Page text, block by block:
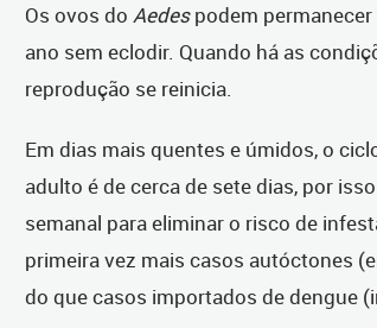
Os ovos do Aedespodem permanecer
ano sem eclodir. Quando há as
reprodução se reinicia.
Em dias mais quentes e úmidos, o
adulto é de cerca de sete dias, por
semanal para eliminar o risco de
primeira vez mais casos autóctones
do que casos importados de dengue